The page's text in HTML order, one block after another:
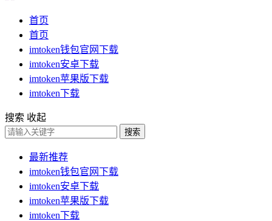
首页
首页
imtoken钱包官网下载
imtoken安卓下载
imtoken苹果版下载
imtoken下载
搜索 收起
搜索
最新推荐
imtoken钱包官网下载
imtoken安卓下载
imtoken苹果版下载
imtoken下载